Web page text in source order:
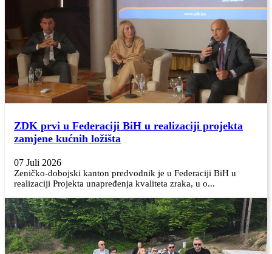
ZDK prvi u Federaciji BiH u realizaciji projekta
zamjene kućnih ložišta
07 Juli 2026
Zeničko-dobojski kanton predvodnik je u Federaciji BiH u
realizaciji Projekta unapređenja kvaliteta zraka, u o...